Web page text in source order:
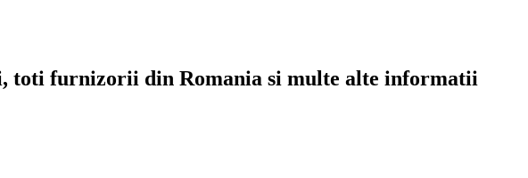
toti furnizorii din Romania si multe alte informatii